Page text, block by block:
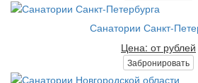
Санатории Санкт-
Цена: от рублей
Забронировать